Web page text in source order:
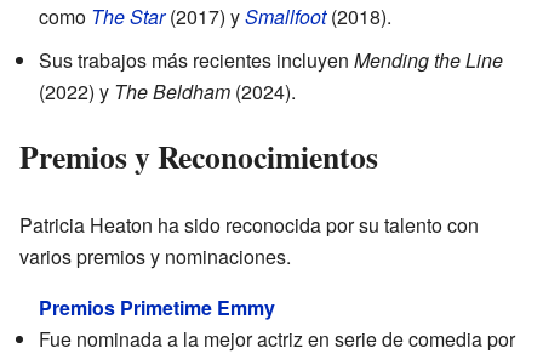
como The Star(2017) ySmallfoot(2018).
Sus trabajos más recientes incluyen Mending the Line
(2022) y The Beldham (2024).
Premios y Reconocimientos
Patricia Heaton ha sido reconocida por su talento con
varios premios y nominaciones.
Premios Primetime Emmy
Fue nominada a la mejor actriz en serie de comedia por